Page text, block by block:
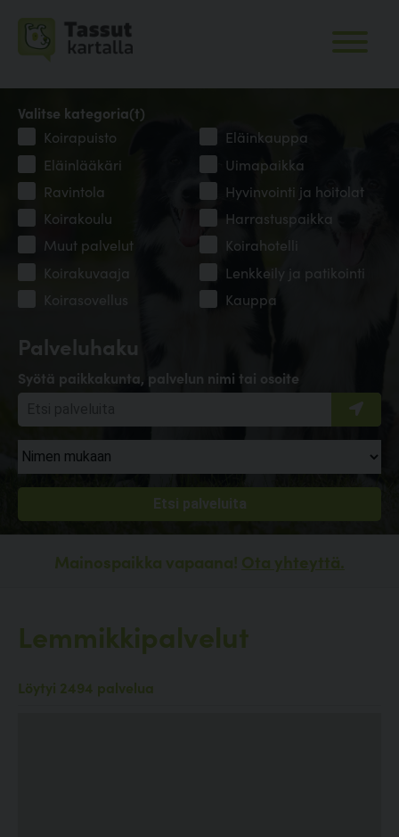
Palveluhaku
Syötä paikkakunta, palvelun nimi tai osoite
Valitse kategoria(t)
Koirapuisto
Eläinkauppa
Eläinlääkäri
Uimapaikka
Ravintola
Hyvinvointi ja hoitolat
Koirakoulu
Harrastuspaikka
Muut palvelut
Koirahotelli
Koirakuvaaja
Lenkkeily ja patikointi
Koirasovellus
Kauppa
Mainospaikka vapaana! Ota yhteyttä.
Lemmikkipalvelut
Löytyi 2494 palvelua